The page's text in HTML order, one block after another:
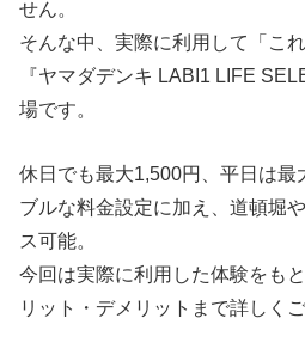
せん。
そんな中、実際に利用して「こ
『ヤマダデンキ LABI1 LIFE
場です。
休日でも最大1,500円、平日は最
ブルな料金設定に加え、道頓堀
ス可能。
今回は実際に利用した体験をも
リット・デメリットまで詳しく